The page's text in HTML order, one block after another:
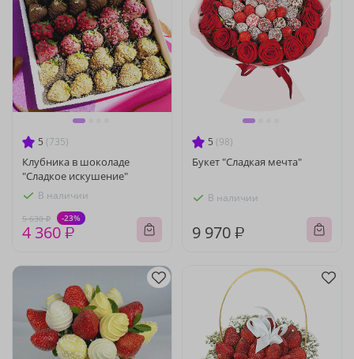
5 (735)
Клубника в шоколаде
"Сладкое искушение"
В наличии
5 630 ₽ -23%
4 360 ₽
5 (98)
Букет "Сладкая мечта"
В наличии
9 970 ₽